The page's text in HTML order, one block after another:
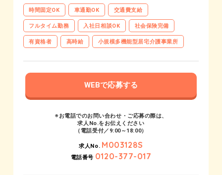
時間固定OK 車通勤OK 交通費支給
フルタイム勤務 入社日相談OK 社会保険完備
有資格者 高時給 小規模多機能型居宅介護事業所
WEBで応募する
※お電話でのお問い合わせ・ご応募の際は、
求人No.をお伝えください
（電話受付／9:00～18:00）
求人No. M003128S
電話番号 0120-377-017